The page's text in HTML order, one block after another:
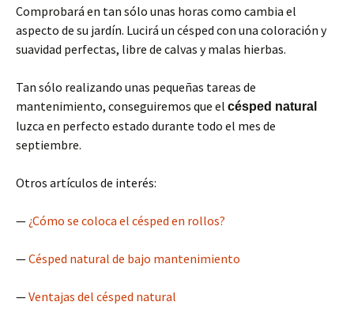
Comprobará en tan sólo unas horas como cambia el
aspecto de su jardín. Lucirá un césped con una coloración y
suavidad perfectas, libre de calvas y malas hierbas.
Tan sólo realizando unas pequeñas tareas de
mantenimiento, conseguiremos que el césped natural
luzca en perfecto estado durante todo el mes de
septiembre.
Otros artículos de interés:
— ¿Cómo se coloca el césped en rollos?
—Césped natural de bajo mantenimiento
—Ventajas del césped natural